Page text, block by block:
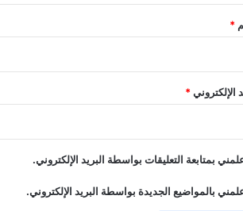
*
الإلكتروني*
بمتابعة التعليقات بواسطة البريد الإلكتروني.
بالمواضيع الجديدة بواسطة البريد الإلكتروني.